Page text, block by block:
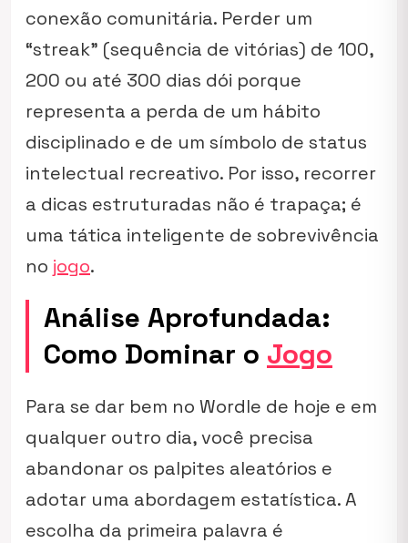
conexão comunitária. Perder um
“streak” (sequência de vitórias) de 100,
200 ou até 300 dias dói porque
representa a perda de um hábito
disciplinado e de um símbolo de status
intelectual recreativo. Por isso, recorrer
a dicas estruturadas não é trapaça; é
uma tática inteligente de sobrevivência
no jogo.
Análise Aprofundada:
Como Dominar o Jogo
Para se dar bem no Wordle de hoje e em
qualquer outro dia, você precisa
abandonar os palpites aleatórios e
adotar uma abordagem estatística. A
escolha da primeira palavra é